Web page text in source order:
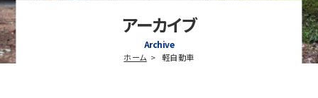
アーカイブ
Archive
ホーム 軽自動車